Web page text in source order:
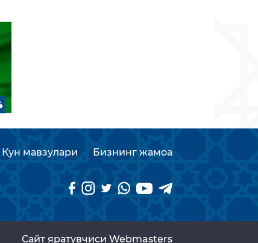
Кун мавзулари Бизнинг жамоа
Сайт яратувчиси Webmasters